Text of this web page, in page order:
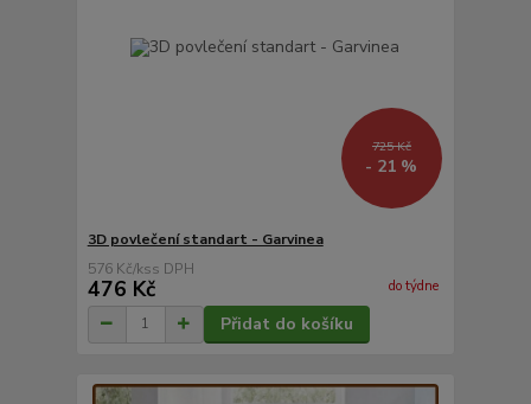
725 Kč
- 21 %
3D povlečení standart - Garvinea
576 Kč/ks
476 Kč do týdne
Přidat do košíku